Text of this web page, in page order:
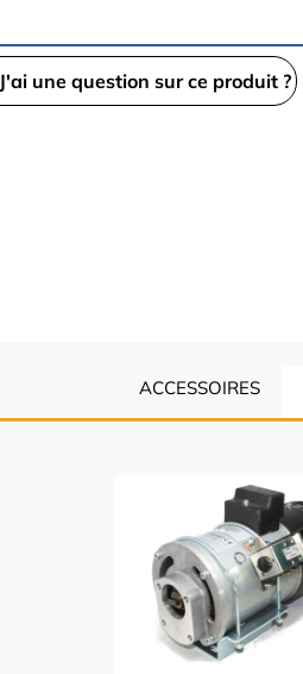
J'ai une question sur ce produit ?
ACCESSOIRES